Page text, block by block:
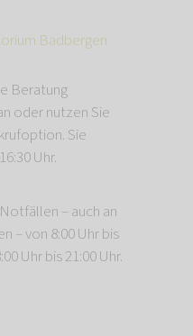
Badbergen
Beratung
oder nutzen Sie
Sie
Uhr.
– auch an
– von 8:00 Uhr bis
Uhr bis 21:00 Uhr.